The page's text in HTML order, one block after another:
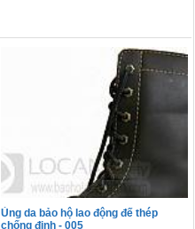
Ủng da bảo hộ lao động đế thép
chống đinh - 005